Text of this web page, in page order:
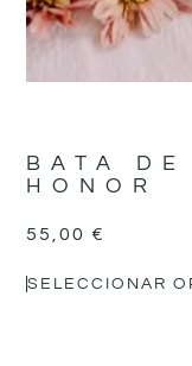
BATA DE
HONOR
55,00€
SELECCIONAR